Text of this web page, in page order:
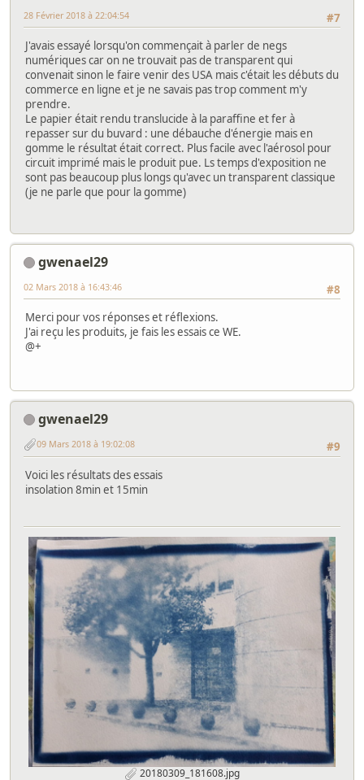
#7
28 Février 2018 à 22:04:54
J'avais essayé lorsqu'on commençait à parler de negs
numériques car on ne trouvait pas de transparent qui
convenait sinon le faire venir des USA mais c'était les débuts du
commerce en ligne et je ne savais pas trop comment m'y
prendre.
Le papier était rendu translucide à la paraffine et fer à
repasser sur du buvard : une débauche d'énergie mais en
gomme le résultat était correct. Plus facile avec l'aérosol pour
circuit imprimé mais le produit pue. Ls temps d'exposition ne
sont pas beaucoup plus longs qu'avec un transparent classique
(je ne parle que pour la gomme)
gwenael29
#8
02 Mars 2018 à 16:43:46
Merci pour vos réponses et réflexions.
J'ai reçu les produits, je fais les essais ce WE.
@+
gwenael29
#9
09 Mars 2018 à 19:02:08
Voici les résultats des essais
insolation 8min et 15min
20180309_181608.jpg